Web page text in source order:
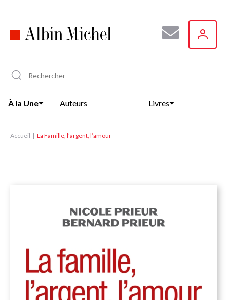
principal
À la Une Auteurs Livres
Accueil La Famille, l’argent, l’amour